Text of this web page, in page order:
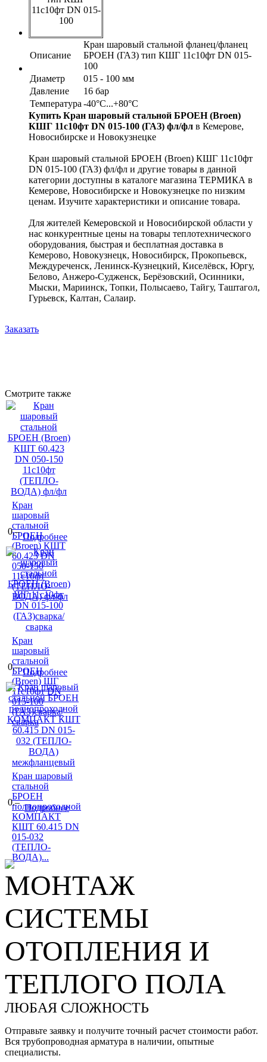
11с10фт DN 015-
100
Описание
Кран шаровый стальной фланец/фланец
БРОЕН (ГАЗ) тип КШГ 11с10фт DN 015-
100
Диаметр
015 - 100 мм
Давление
16 бар
Температура -40°С...+80°С
Купить Кран шаровый стальной БРОЕН (Broen)
КШГ 11с10фт DN 015-100 (ГАЗ) фл/фл в Кемерове,
Новосибирске и Новокузнецке
Кран шаровый стальной БРОЕН (Broen) КШГ 11с10фт
DN 015-100 (ГАЗ) фл/фл и другие товары в данной
категории доступны в каталоге магазина ТЕРМИКА в
Кемерове, Новосибирске и Новокузнецке по низким
ценам. Изучите характеристики и описание товара.
Для жителей Кемеровской и Новосибирской области у
нас конкурентные цены на товары теплотехнического
оборудования, быстрая и бесплатная доставка в
Кемерово, Новокузнецк, Новосибирск, Прокопьевск,
Междуреченск, Ленинск-Кузнецкий, Киселёвск, Юргу,
Белово, Анжеро-Судженск, Берёзовский, Осинники,
Мыски, Мариинск, Топки, Полысаево, Тайгу, Таштагол,
Гурьевск, Калтан, Салаир.
Заказать
Смотрите также
Кран
шаровый
стальной
БРОЕН
(Broen) КШТ
60.423 DN
050-150
11с10фт
(ТЕПЛО-
ВОДА) фл/фл
0.–
Подробнее
Кран
шаровый
стальной
БРОЕН
(Broen) ШГ
11с10фт DN
015-100
(ГАЗ)сварка/
сварка
0.–
Подробнее
Кран шаровый
стальной
БРОЕН
полнопроходной
КОМПАКТ
КШТ 60.415 DN
015-032
(ТЕПЛО-
ВОДА)...
0.–
Подробнее
МОНТАЖ
СИСТЕМЫ
ОТОПЛЕНИЯ И
ТЕПЛОГО ПОЛА
ЛЮБАЯ СЛОЖНОСТЬ
Отправьте заявку и получите точный расчет стоимости работ.
Вся трубопроводная арматура в наличии, опытные
специалисты.